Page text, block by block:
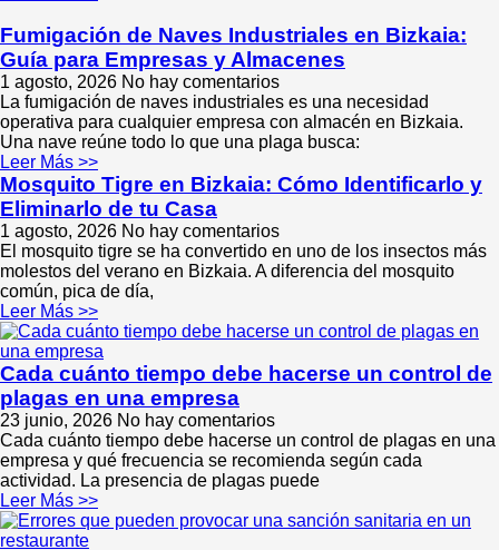
Fumigación de Naves Industriales en Bizkaia:
Guía para Empresas y Almacenes
1 agosto, 2026 No hay comentarios
La fumigación de naves industriales es una necesidad
operativa para cualquier empresa con almacén en Bizkaia.
Una nave reúne todo lo que una plaga busca:
Leer Más >>
Mosquito Tigre en Bizkaia: Cómo Identificarlo y
Eliminarlo de tu Casa
1 agosto, 2026 No hay comentarios
El mosquito tigre se ha convertido en uno de los insectos más
molestos del verano en Bizkaia. A diferencia del mosquito
común, pica de día,
Leer Más >>
Cada cuánto tiempo debe hacerse un control de
plagas en una empresa
23 junio, 2026 No hay comentarios
Cada cuánto tiempo debe hacerse un control de plagas en una
empresa y qué frecuencia se recomienda según cada
actividad. La presencia de plagas puede
Leer Más >>